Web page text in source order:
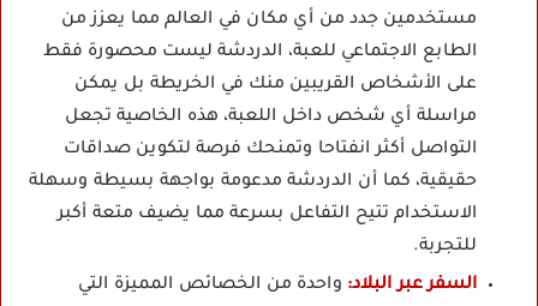
مستخدمين جدد من أي مكان في العالم مما يعزز من
الطابع الاجتماعي للعبة، الدردشة ليست محصورة فقط
على الأشخاص القريبين منك في الخريطة بل يمكن
مراسلة أي شخص داخل اللعبة، هذه الخاصية تجعل
التواصل أكثر انفتاحا وتمنحك فرصة لتكوين صداقات
حقيقية، كما أن الدردشة مدعومة بواجهة بسيطة وسهلة
الاستخدام تتيح التفاعل بسرعة مما يضيف متعة أكبر
للتجربة.
السفر عبر البلاد: واحدة من الخصائص المميزة التي